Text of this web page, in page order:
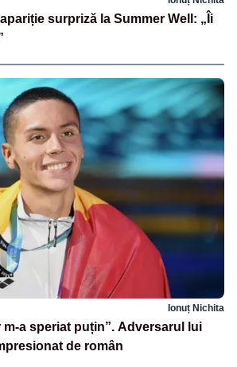
surpriză la Summer Well: „Îi
Ionuț Nichita
m-a speriat puțin”. Adversarul lui
de român